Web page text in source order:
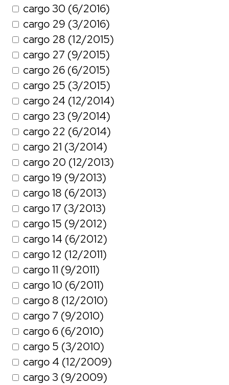
cargo 30 (6/2016)
cargo 29 (3/2016)
cargo 28 (12/2015)
cargo 27 (9/2015)
cargo 26 (6/2015)
cargo 25 (3/2015)
cargo 24 (12/2014)
cargo 23 (9/2014)
cargo 22 (6/2014)
cargo 21 (3/2014)
cargo 20 (12/2013)
cargo 19 (9/2013)
cargo 18 (6/2013)
cargo 17 (3/2013)
cargo 15 (9/2012)
cargo 14 (6/2012)
cargo 12 (12/2011)
cargo 11 (9/2011)
cargo 10 (6/2011)
cargo 8 (12/2010)
cargo 7 (9/2010)
cargo 6 (6/2010)
cargo 5 (3/2010)
cargo 4 (12/2009)
cargo 3 (9/2009)